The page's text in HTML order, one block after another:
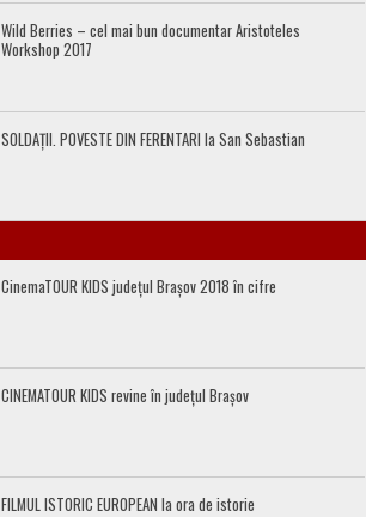
Wild Berries – cel mai bun documentar Aristoteles
Workshop 2017
SOLDAȚII. POVESTE DIN FERENTARI la San Sebastian
CinemaTOUR KIDS județul Brașov 2018 în cifre
CINEMATOUR KIDS revine în județul Brașov
FILMUL ISTORIC EUROPEAN la ora de istorie